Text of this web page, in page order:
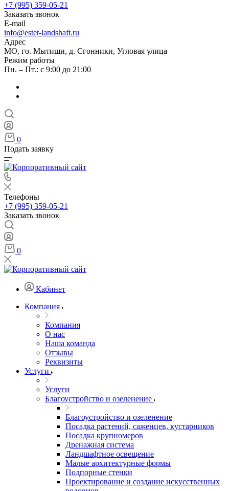
+7 (995) 359-05-21
Заказать звонок
E-mail
info@estet-landshaft.ru
Адрес
МО, го. Мытищи, д. Сгонники, Угловая улица
Режим работы
Пн. – Пт.: с 9:00 до 21:00
0
Подать заявку
Телефоны
+7 (995) 359-05-21
Заказать звонок
0
Кабинет
Компания
Компания
О нас
Наша команда
Отзывы
Реквизиты
Услуги
Услуги
Благоустройство и озеленение
Благоустройство и озеленение
Посадка растений, саженцев, кустарников
Посадка крупномеров
Дренажная система
Ландшафтное освещение
Малые архитектурные формы
Подпорные стенки
Проектирование и создание искусственных